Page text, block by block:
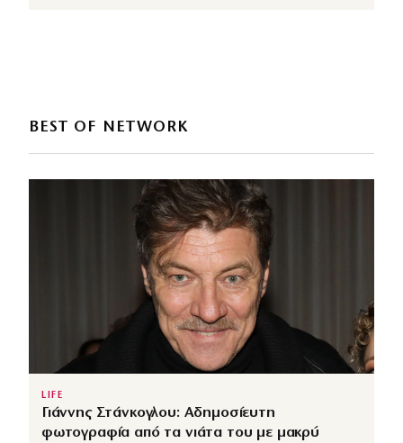
BEST OF NETWORK
LIFE
Γιάννης Στάνκογλου: Αδημοσίευτη
φωτογραφία από τα νιάτα του με μακρύ